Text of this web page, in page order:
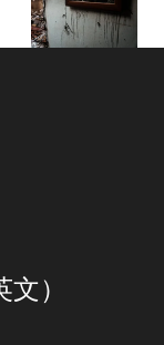
）